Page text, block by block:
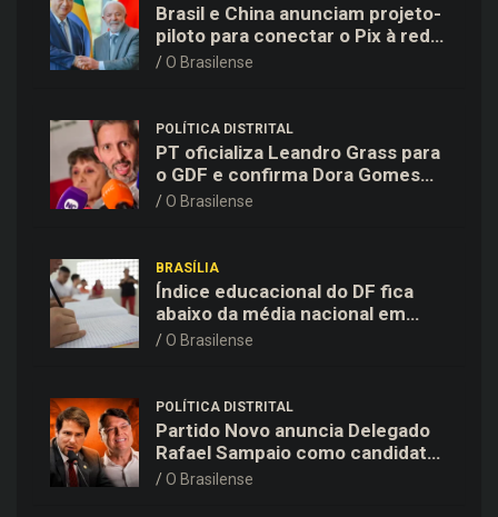
Brasil e China anunciam projeto-
piloto para conectar o Pix à rede
de pagamentos chinesa
O Brasilense
POLÍTICA DISTRITAL
PT oficializa Leandro Grass para
o GDF e confirma Dora Gomes
como vice na chapa majoritária
O Brasilense
BRASÍLIA
Índice educacional do DF fica
abaixo da média nacional em
todas as etapas de ensino,
O Brasilense
POLÍTICA DISTRITAL
Partido Novo anuncia Delegado
Rafael Sampaio como candidato
a vice-governador na chapa de
O Brasilense